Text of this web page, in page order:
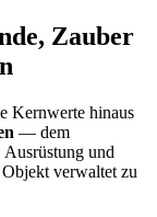
Zauber
Kernwerte hinaus
— dem
Ausrüstung und
Objekt verwaltet zu